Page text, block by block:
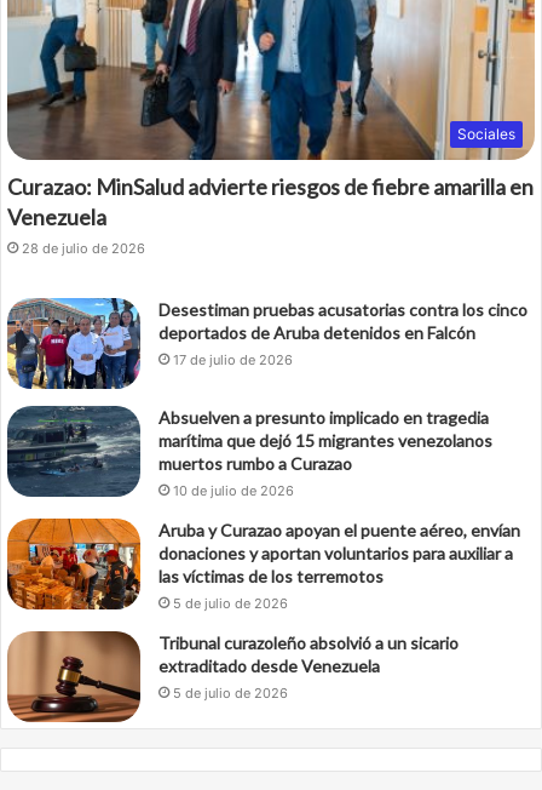
Sociales
Curazao: MinSalud advierte riesgos de fiebre amarilla en
Venezuela
28 de julio de 2026
Desestiman pruebas acusatorias contra los cinco
deportados de Aruba detenidos en Falcón
17 de julio de 2026
Absuelven a presunto implicado en tragedia
marítima que dejó 15 migrantes venezolanos
muertos rumbo a Curazao
10 de julio de 2026
Aruba y Curazao apoyan el puente aéreo, envían
donaciones y aportan voluntarios para auxiliar a
las víctimas de los terremotos
5 de julio de 2026
Tribunal curazoleño absolvió a un sicario
extraditado desde Venezuela
5 de julio de 2026